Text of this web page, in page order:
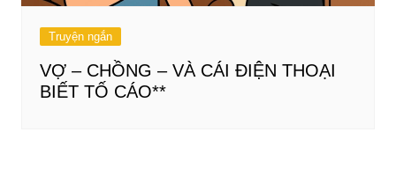
Truyện ngắn
VỢ – CHỒNG – VÀ CÁI ĐIỆN THOẠI
BIẾT TỐ CÁO**